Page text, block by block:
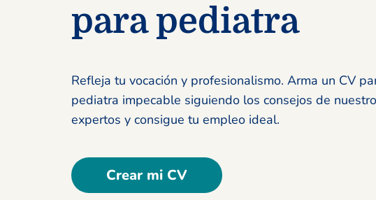
para pediatra
Refleja tu vocación y profesionalismo. Arma un CV
pediatra impecable siguiendo los consejos de
expertos y consigue tu empleo ideal.
Crear mi CV